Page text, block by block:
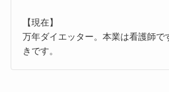
【現在】
万年ダイエッター。本業は看護師で
きです。